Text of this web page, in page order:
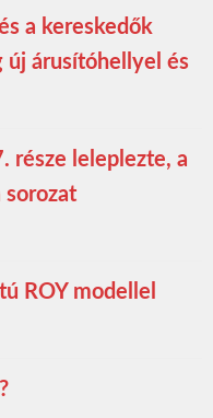
a kereskedők
új árusítóhellyel és
része leleplezte, a
sorozat
ROY modellel